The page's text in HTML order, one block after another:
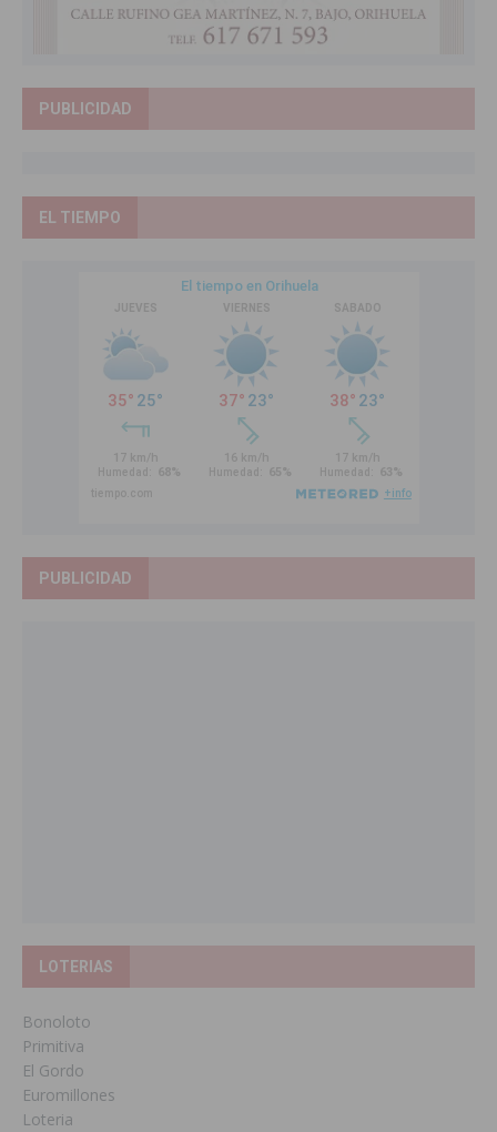
PUBLICIDAD
EL TIEMPO
PUBLICIDAD
LOTERIAS
Bonoloto
Primitiva
El Gordo
Euromillones
Loteria